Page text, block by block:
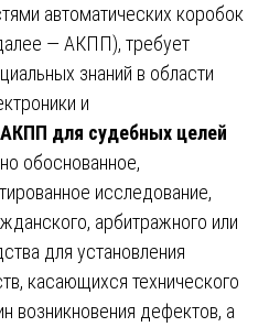
автоматических коробок
— АКПП), требует
знаний в области
и
для судебных целей
обоснованное,
исследование,
арбитражного или
для установления
касающихся технического
возникновения дефектов, а